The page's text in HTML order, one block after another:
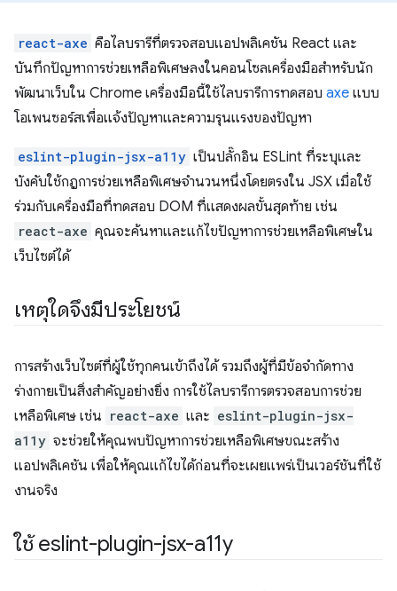
react-axe คือไลบรารีที่ตรวจสอบแอปพลิเคชัน React และ
บันทึกปัญหาการช่วยเหลือพิเศษลงในคอนโซลเครื่องมือสำหรับนัก
พัฒนาเว็บใน Chrome เครื่องมือนี้ใช้ไลบรารีการทดสอบ axe แบบ
โอเพนซอร์สเพื่อแจ้งปัญหาและความรุนแรงของปัญหา
eslint-plugin-jsx-a11y เป็นปลั๊กอิน ESLint ที่ระบุและ
บังคับใช้กฎการช่วยเหลือพิเศษจำนวนหนึ่งโดยตรงใน JSX เมื่อใช้
ร่วมกับเครื่องมือที่ทดสอบ DOM ที่แสดงผลขั้นสุดท้าย เช่น
react-axe คุณจะค้นหาและแก้ไขปัญหาการช่วยเหลือพิเศษใน
เว็บไซต์ได้
เหตุใดจึงมีประโยชน์
การสร้างเว็บไซต์ที่ผู้ใช้ทุกคนเข้าถึงได้ รวมถึงผู้ที่มีข้อจำกัดทาง
ร่างกายเป็นสิ่งสำคัญอย่างยิ่ง การใช้ไลบรารีการตรวจสอบการช่วย
เหลือพิเศษ เช่น react-axe และ eslint-plugin-jsx-
a11y จะช่วยให้คุณพบปัญหาการช่วยเหลือพิเศษขณะสร้าง
แอปพลิเคชัน เพื่อให้คุณแก้ไขได้ก่อนที่จะเผยแพร่เป็นเวอร์ชันที่ใช้
งานจริง
ใช้ eslint-plugin-jsx-a11y